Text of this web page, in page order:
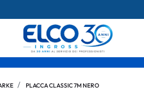
PLACCA CLASSIC 7M NERO